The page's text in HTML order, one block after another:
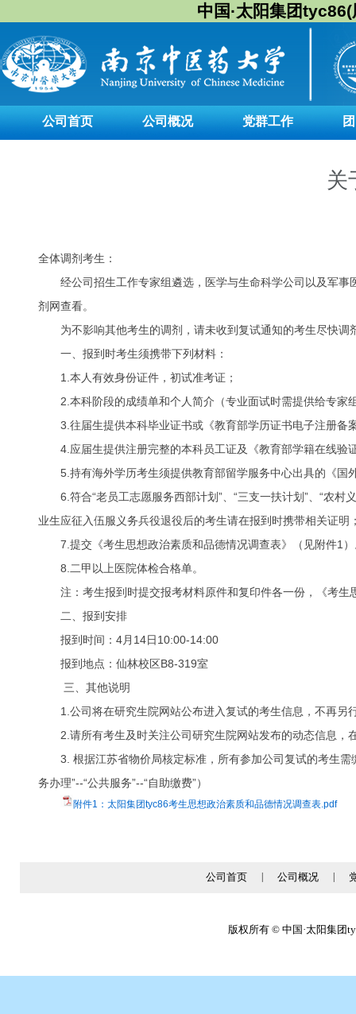
中国·太阳集团
公司首页 公司概况 党群工作
关
全体调剂考生：
经公司招生工作专家组遴选，医学与生命科学公司以及军
剂网查看。
为不影响其他考生的调剂，请未收到复试通知的考生尽快调
一、报到时考生须携带下列材料：
1. 本人有效身份证件，初试准考证；
2. 本科阶段的成绩单和个人简介（专业面试时需提供给专家
3. 往届生提供本科毕业证书或《教育部学历证书电子注册备
4. 应届生提供注册完整的本科员工证及《教育部学籍在线验
5. 持有海外学历考生须提供教育部留学服务中心出具的《国
6. 符合“老员工志愿服务西部计划”、“三支一扶计划”、“农
业生应征入伍服义务兵役退役后的考生请在报到时携带相关证明
7. 提交《考生思想政治素质和品德情况调查表》（见附件1
8. 二甲以上医院体检合格单。
注：考生报到时提交报考材料原件和复印件各一份，《考
二、报到安排
报到时间：4月14日10:00-14:00
报到地点：仙林校区B8-319室
三、其他说明
1. 公司将在研究生院网站公布进入复试的考生信息，不再另
2. 请所有考生及时关注公司研究生院网站发布的动态信息
3. 根据江苏省物价局核定标准，所有参加公司复试的考生
务办理”--“公共服务”--“自助缴费”）
附件1：太阳集团tyc86考生思想政治素质和品德情况调查表.pdf
公司首页 公司概况
版权所有 © 中国·太阳集团